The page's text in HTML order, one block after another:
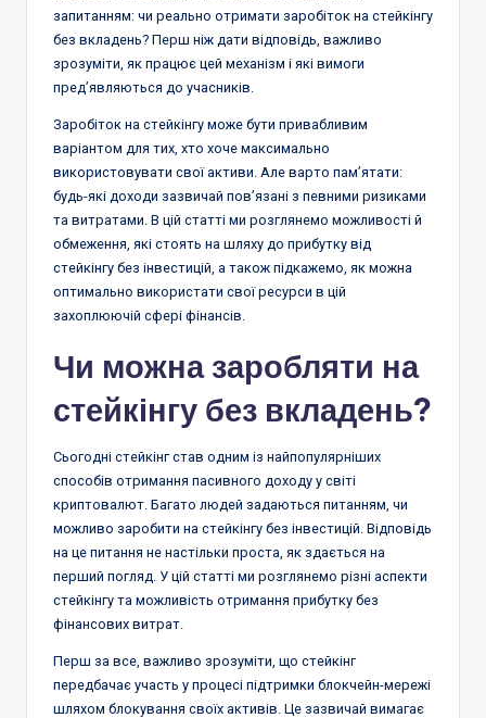
запитанням: чи реально отримати заробіток на стейкінгу
без вкладень? Перш ніж дати відповідь, важливо
зрозуміти, як працює цей механізм і які вимоги
пред’являються до учасників.
Заробіток на стейкінгу може бути привабливим
варіантом для тих, хто хоче максимально
використовувати свої активи. Але варто пам’ятати:
будь-які доходи зазвичай пов’язані з певними ризиками
та витратами. В цій статті ми розглянемо можливості й
обмеження, які стоять на шляху до прибутку від
стейкінгу без інвестицій, а також підкажемо, як можна
оптимально використати свої ресурси в цій
захоплюючій сфері фінансів.
Чи можна заробляти на
стейкінгу без вкладень?
Сьогодні стейкінг став одним із найпопулярніших
способів отримання пасивного доходу у світі
криптовалют. Багато людей задаються питанням, чи
можливо заробити на стейкінгу без інвестицій. Відповідь
на це питання не настільки проста, як здається на
перший погляд. У цій статті ми розглянемо різні аспекти
стейкінгу та можливість отримання прибутку без
фінансових витрат.
Перш за все, важливо зрозуміти, що стейкінг
передбачає участь у процесі підтримки блокчейн-мережі
шляхом блокування своїх активів. Це зазвичай вимагає